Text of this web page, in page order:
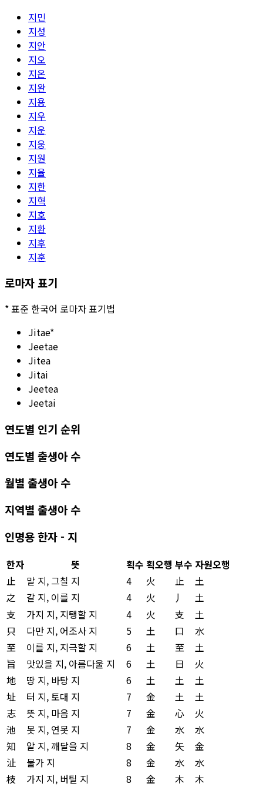
지민
지성
지안
지오
지온
지완
지용
지우
지운
지웅
지원
지율
지한
지혁
지호
지환
지후
지훈
로마자 표기
*표준 한국어 로마자 표기법
Jitae*
Jeetae
Jitea
Jitai
Jeetea
Jeetai
연도별 인기 순위
연도별 출생아 수
월별 출생아 수
지역별 출생아 수
인명용 한자 - 지
한자 뜻 획수 획오행 부수 자원오행
止
말 지, 그칠 지 4 火 止
土
之
갈 지, 이를 지 4 火 丿
土
支
가지 지, 지탱할 지 4 火 支
土
只
다만 지, 어조사 지 5 土 口
水
至
이를 지, 지극할 지 6 土 至
土
旨
맛있을 지, 아름다울 지 6 土 日
火
地
땅 지, 바탕 지 6 土 土
土
址
터 지, 토대 지 7 金 土
土
志
뜻 지, 마음 지 7 金 心
火
池
못 지, 연못 지 7 金 水
水
知
알 지, 깨달을 지 8 金 矢
金
沚
물가 지 8 金 水
水
枝
가지 지, 버틸 지 8 金 木
木